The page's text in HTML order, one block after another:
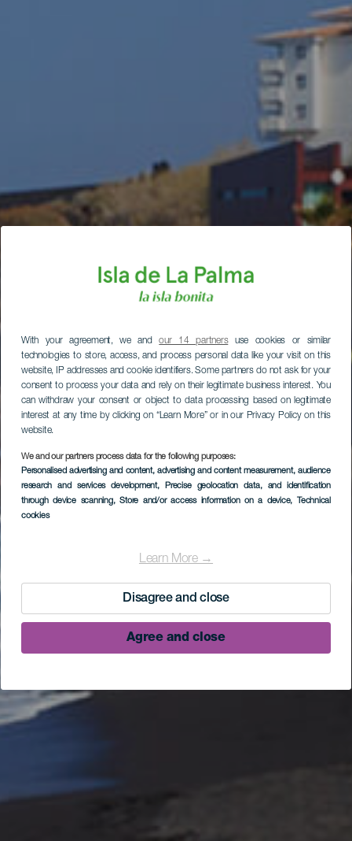
With your agreement, we andour 14 partnersuse cookies or similar
technologies to store, access, and process personal data like your visit on this
website, IP addresses and cookie identifiers. Some partners do not ask for your
consent to process your data and rely on their legitimate business interest. You
can withdraw your consent or object to data processing based on legitimate
interest at any time by clicking on “Learn More” or in our Privacy Policy on this
website.
We and our partners process data for the following purposes:
Personalised advertising and content, advertising and content measurement, audience
research and services development, Precise geolocation data, and identification
through device scanning, Store and/or access information on a device, Technical
cookies
Learn More →
Disagree and close
Agree and close